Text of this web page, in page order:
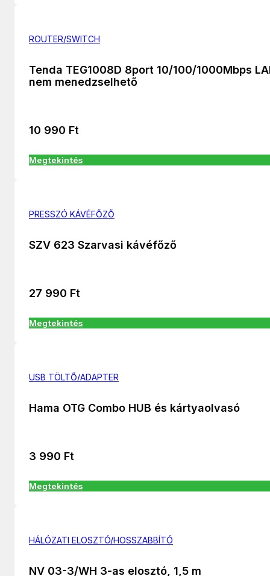
ROUTER/SWITCH
Tenda TEG1008D 8port 10/100/1000Mbps
nem menedzselhető
10 990 Ft
Megtekintés
PRESSZÓ KÁVÉFŐZŐ
SZV 623 Szarvasi kávéfőző
27 990 Ft
Megtekintés
USB TÖLTŐ/ADAPTER
Hama OTG Combo HUB és kártyaolvasó
3 990 Ft
Megtekintés
HÁLÓZATI ELOSZTÓ/HOSSZABBÍTÓ
NV 03-3/WH 3-as elosztó, 1,5 m